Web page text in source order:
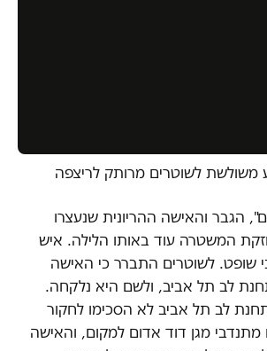
משולשת לשוטרים מרותק לריצפה
הגבר והאישה ההריונית שנעצרו
המשטרה עוד באותו הלילה. איש
שופט. לשוטרים התברר כי האישה
לב תל אביב, ולשם היא נלקחה.
לב תל אביב לא הסכימו לחקור
מתנדבי מגן דוד אדום למקום, והאישה